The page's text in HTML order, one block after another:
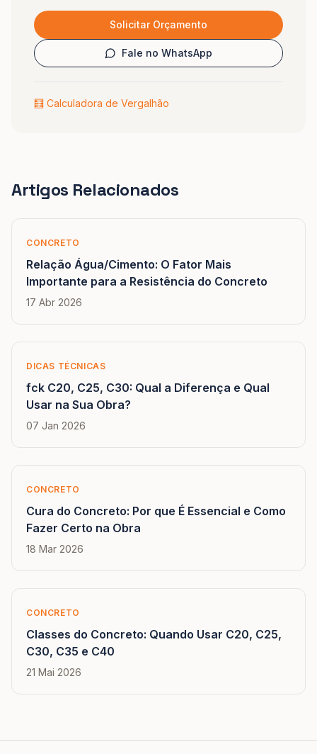
Solicitar Orçamento
Fale no WhatsApp
🧮 Calculadora de Vergalhão
Artigos Relacionados
CONCRETO
Relação Água/Cimento: O Fator Mais
Importante para a Resistência do Concreto
17 Abr 2026
DICAS TÉCNICAS
fck C20, C25, C30: Qual a Diferença e Qual
Usar na Sua Obra?
07 Jan 2026
CONCRETO
Cura do Concreto: Por que É Essencial e Como
Fazer Certo na Obra
18 Mar 2026
CONCRETO
Classes do Concreto: Quando Usar C20, C25,
C30, C35 e C40
21 Mai 2026